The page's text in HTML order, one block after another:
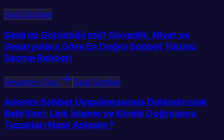
Sesli Sohbet
Sesli mi Görüntülü mü? Güvenlik, Niyet ve
Senaryolara Göre En Doğru Sohbet Türünü
Seçme Rehberi
Devamını Oku Sesli Sohbet
Anonim Sohbet Uygulamasında Dolandırıcılık
Belirtileri: Link İsteme ve Kimlik Doğrulama
Tuzakları Nasıl Anlaşılır?